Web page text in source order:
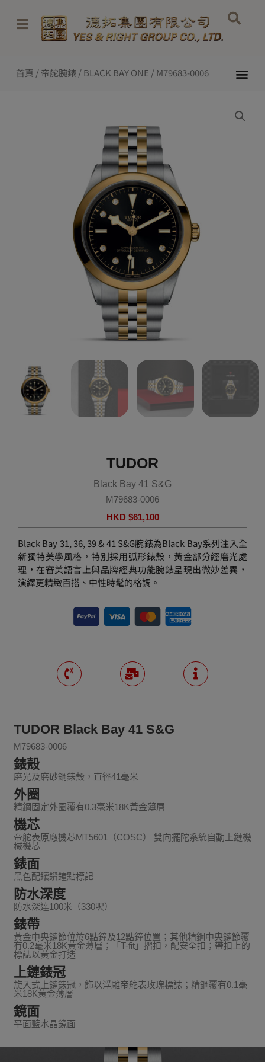
content
首頁 /帝舵腕錶 /BLACK BAY ONE / M79683-0006
TUDOR
Black Bay 41 S&G
M79683-0006
HKD $61,100
Black Bay 31, 36, 39 & 41 S&G腕錶為Black Bay系列注入全
新獨特美學風格，特別採用弧形錶殼，黃金部分經磨光處
理，在審美語言上與品牌經典功能腕錶呈現出微妙差異，
演繹更精緻百搭、中性時髦的格調。
TUDOR Black Bay 41 S&G
M79683-0006
錶殼
磨光及磨砂鋼錶殼，直徑41毫米
外圈
精鋼固定外圈覆有0.3毫米18K黃金薄層
機芯
帝舵表原廠機芯MT5601（COSC） 雙向擺陀系統自動上鏈機
械機芯
錶面
黑色配鑲鑽鐘點標記
防水深度
防水深達100米（330呎）
錶帶
黃金中央鏈節位於6點鐘及12點鐘位置；其他精鋼中央鏈節覆
有0.2毫米18K黃金薄層；「T-fit」摺扣，配安全扣；帶扣上的
標誌以黃金打造
上鏈錶冠
旋入式上鏈錶冠，飾以浮雕帝舵表玫瑰標誌；精鋼覆有0.1毫
米18K黃金薄層
鏡面
平面藍水晶鏡面